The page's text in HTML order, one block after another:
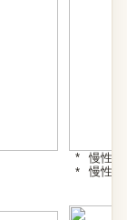
慢性腎
慢性腎